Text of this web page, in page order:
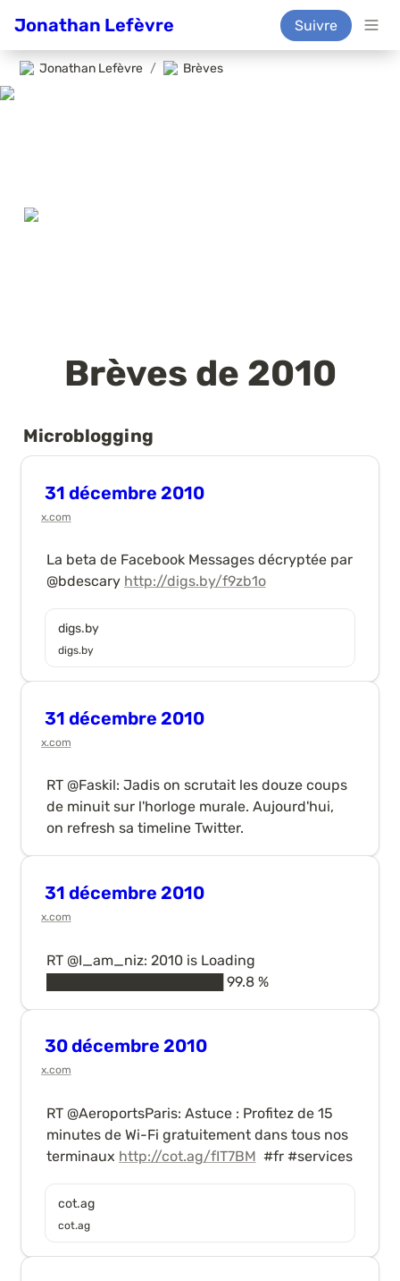
Jonathan Lefèvre Suivre
Jonathan Lefèvre / Brèves
Brèves de 2010
Microblogging
31 décembre 2010
x.com
La beta de Facebook Messages décryptée par
@bdescary http://digs.by/f9zb1o
digs.by
digs.by
31 décembre 2010
x.com
RT @Faskil: Jadis on scrutait les douze coups
de minuit sur l'horloge murale. Aujourd'hui,
on refresh sa timeline Twitter.
31 décembre 2010
x.com
RT @I_am_niz: 2010 is Loading
██████████████████ 99.8 %
30 décembre 2010
x.com
RT @AeroportsParis: Astuce : Profitez de 15
minutes de Wi-Fi gratuitement dans tous nos
terminaux http://cot.ag/fIT7BM
  #fr #services
cot.ag
cot.ag